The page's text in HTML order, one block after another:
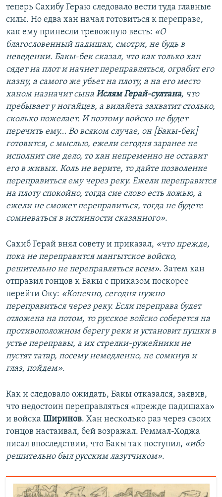
теперь Сахибу Гераю следовало вести туда главные
силы. Но едва хан начал готовиться к переправе,
как ему принесли тревожную весть: «О
благословенный падишах, смотри, не будь в
неведении. Бакы-бек сказал, что как только хан
сядет на плот и начнет переправляться, ограбит его
казну, а самого же убьет на плоту, а на его место
ханом назначит сына Ислям Герай-султана, что
пребывает у ногайцев, а вилайета захватит столько,
сколько пожелает. И поэтому войско не будет
перечить ему… Во всяком случае, он [Бакы-бек]
готовится, с мыслью, ежели сегодня заранее не
исполнит сие дело, то хан непременно не оставит
его в живых. Коль не верите, то дайте позволение
переправиться ему через реку. Ежели переправится
на плоту спокойно, тогда сие слово есть ложью, а
ежели не сможет переправиться, тогда не будете
сомневаться в истинности сказанного».
Сахиб Герай внял совету и приказал, «что прежде,
пока не переправится мангытское войско,
решительно не переправляться всем». Затем хан
отправил гонцов к Бакы с приказом поскорее
перейти Оку: «Конечно, сегодня нужно
переправиться через реку. Если переправа будет
отложена на потом, то русское войско соберется на
противоположном берегу реки и установит пушки в
устье переправы, а их стрелки-ружейники не
пустят татар, посему немедленно, не сомкнув и
глаз, пойдем».
Как и следовало ожидать, Бакы отказался, заявив,
что недостоин переправляться «прежде падишаха»
и войска Ширинов. Хан несколько раз через своих
гонцов настаивал, бей возражал. Реммал-Ходжа
писал впоследствии, что Бакы так поступил, «ибо
решительно был русским лазутчиком».